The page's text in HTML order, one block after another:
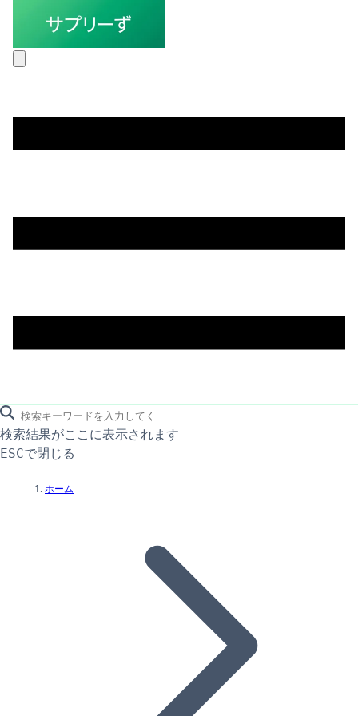
search icon
サイト内検索
検索結果がここに表示されます
ESCで閉じる
ホーム